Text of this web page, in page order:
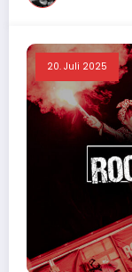
20. Juli 2025